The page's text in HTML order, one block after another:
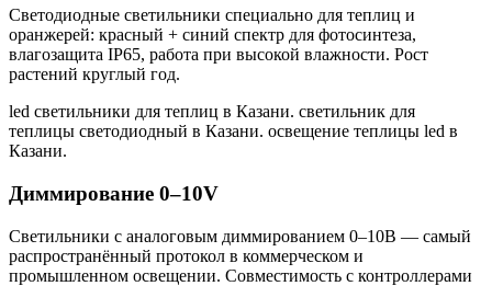
Светодиодные светильники специально для теплиц и
оранжерей: красный + синий спектр для фотосинтеза,
влагозащита IP65, работа при высокой влажности. Рост
растений круглый год.
led светильники для теплиц в Казани. светильник для
теплицы светодиодный в Казани. освещение теплицы led в
Казани.
Диммирование 0–10V
Светильники с аналоговым диммированием 0–10В — самый
распространённый протокол в коммерческом и
промышленном освещении. Совместимость с контроллерами